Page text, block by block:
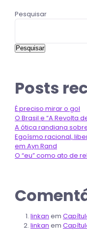
Pesquisar
Pesquisar
Posts
É preciso mirar o gol
O Brasil e “A Revolta
A ótica randiana
Egoísmo racional,
em Ayn Rand
O “eu” como ato de
linkan em
linkan em